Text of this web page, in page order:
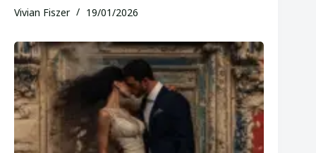
Vivian Fiszer 19/01/2026